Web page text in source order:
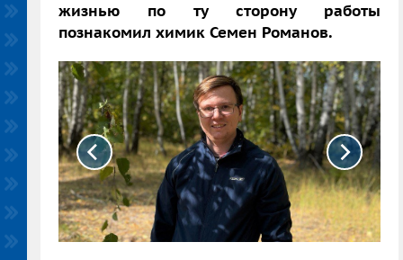
жизнью по ту сторону работы
познакомил химик Семен Романов.